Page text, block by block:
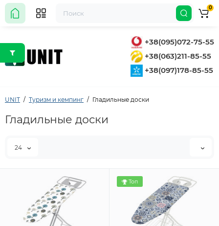
+38(095)072-75-55
+38(063)211-85-55
+38(097)178-85-55
0
UNIT Туризм и кемпинг Гладильные доски
Гладильные доски
24
Топ